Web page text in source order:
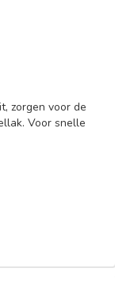
zorgen voor de
Voor snelle